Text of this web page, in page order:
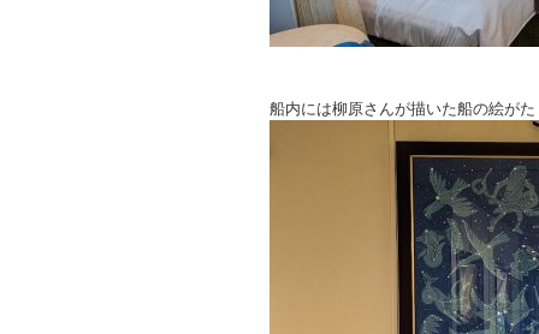
船内には柳原さんが描いた船の絵が